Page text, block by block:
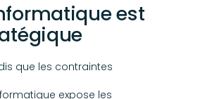
est
que les contraintes
expose les